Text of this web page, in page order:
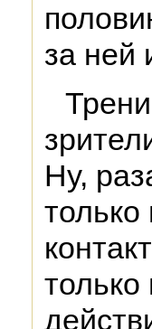
за ней
Ну,
только